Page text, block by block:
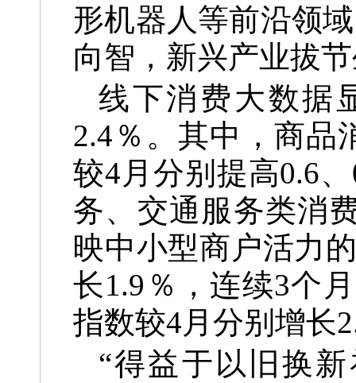
形机器人等前沿领
向智，新兴产业拔
线下消费大数据
2.4％。其中，商品
较4月分别提高0.6
务、交通服务类消
映中小型商户活力
长1.9％，连续3个
指数较4月分别增长
“得益于以旧换